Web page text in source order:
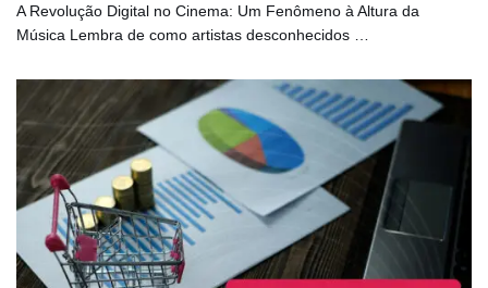
A Revolução Digital no Cinema: Um Fenômeno à Altura da
Música Lembra de como artistas desconhecidos …